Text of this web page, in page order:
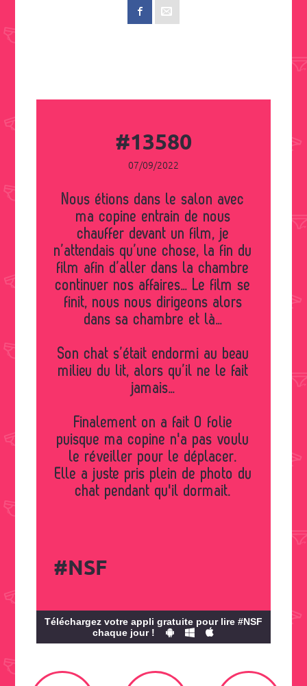
#13580
07/09/2022
Nous étions dans le salon avec
ma copine entrain de nous
chauffer devant un film, je
n’attendais qu’une chose, la fin du
film afin d’aller dans la chambre
continuer nos affaires… Le film se
finit, nous nous dirigeons alors
dans sa chambre et là…
Son chat s’était endormi au beau
milieu du lit, alors qu’il ne le fait
jamais…
Finalement on a fait 0 folie
puisque ma copine n'a pas voulu
le réveiller pour le déplacer.
Elle a juste pris plein de photo du
chat pendant qu'il dormait.
#NSF
Téléchargez votre appli gratuite pour lire #NSF
chaque jour !